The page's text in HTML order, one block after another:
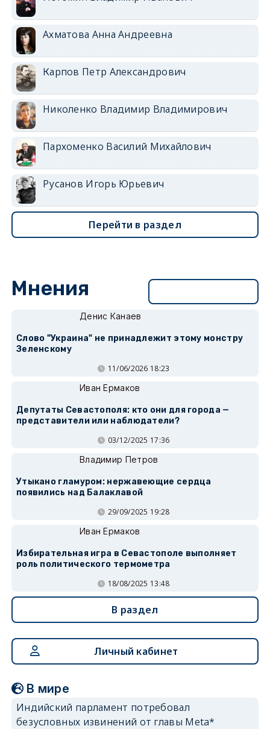
Ахматова Анна Андреевна
Карпов Петр Александрович
Николенко Владимир Владимирович
Пархоменко Василий Михайлович
Русанов Игорь Юрьевич
Перейти в раздел
Мнения
Денис Канаев
Слово "Украина" не принадлежит этому монстру
Зеленскому
11/06/2026 18:23
Иван Ермаков
Депутаты Севастополя: кто они для города —
представители или наблюдатели?
03/12/2025 17:36
Владимир Петров
Утыкано гламуром: нержавеющие сердца
появились над Балаклавой
29/09/2025 19:28
Иван Ермаков
Избирательная игра в Севастополе выполняет
роль политического термометра
18/08/2025 13:48
В раздел
Личный кабинет
В мире
Индийский парламент потребовал
безусловных извинений от главы Meta*